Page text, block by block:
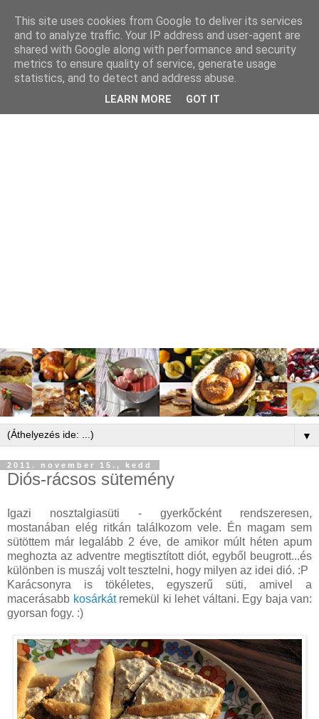
▼
2011. november 15., kedd
Diós-rácsos sütemény
Igazi nosztalgiasüti - gyerkőcként rendszeresen,
mostanában elég ritkán találkozom vele. Én magam sem
sütöttem már legalább 2 éve, de amikor múlt héten apum
meghozta az adventre megtisztított diót, egyből beugrott...és
különben is muszáj volt tesztelni, hogy milyen az idei dió. :P
Karácsonyra is tökéletes, egyszerű süti, amivel a
macerásabb kosárkátremekül ki lehet váltani. Egy baja van:
gyorsan fogy. :)
This site uses cookies from Google to deliver its services
and to analyze traffic. Your IP address and user-agent are
shared with Google along with performance and security
metrics to ensure quality of service, generate usage
statistics, and to detect and address abuse.
LEARN MORE GOT IT